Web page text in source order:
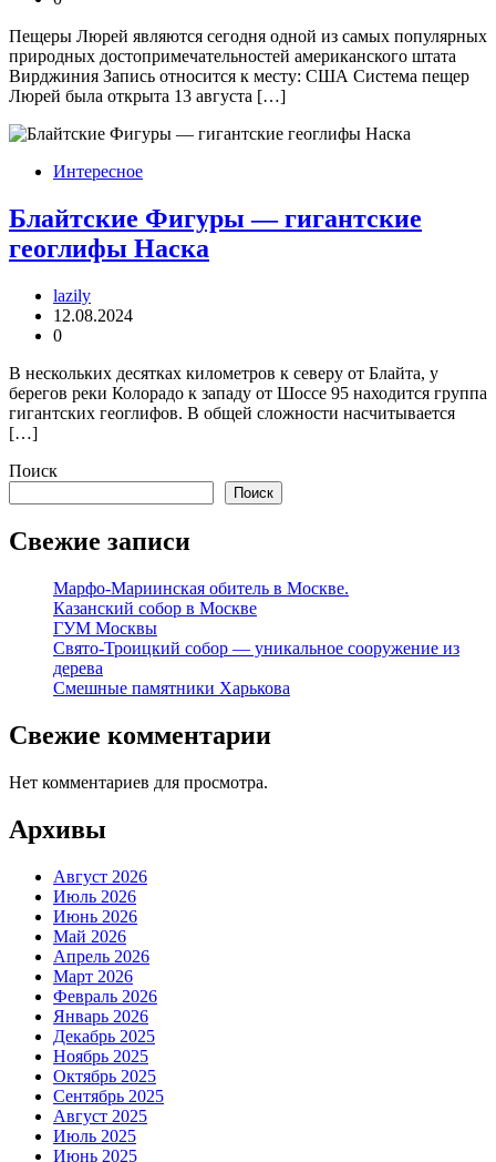
Пещеры Люрей являются сегодня одной из самых популярных
природных достопримечательностей американского штата
Вирджиния Запись относится к месту: США Система пещер
Люрей была открыта 13 августа […]
Интересное
Блайтские Фигуры — гигантские
геоглифы Наска
lazily
12.08.2024
0
В нескольких десятках километров к северу от Блайта, у
берегов реки Колорадо к западу от Шоссе 95 находится группа
гигантских геоглифов. В общей сложности насчитывается
[…]
Поиск
Поиск
Свежие записи
Марфо-Мариинская обитель в Москве.
Казанский собор в Москве
ГУМ Москвы
Свято-Троицкий собор — уникальное сооружение из
дерева
Смешные памятники Харькова
Свежие комментарии
Нет комментариев для просмотра.
Архивы
Август 2026
Июль 2026
Июнь 2026
Май 2026
Апрель 2026
Март 2026
Февраль 2026
Январь 2026
Декабрь 2025
Ноябрь 2025
Октябрь 2025
Сентябрь 2025
Август 2025
Июль 2025
Июнь 2025